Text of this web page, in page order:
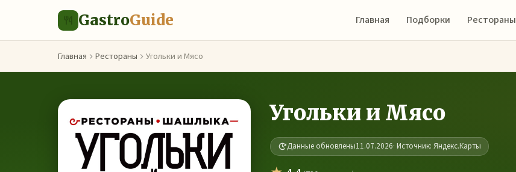
GastroGuide Главная Подборки Рестораны
Главная Рестораны Угольки и Мясо
Угольки и Мясо
Данные обновлены11.07.2026· Источник: Яндекс.Карты